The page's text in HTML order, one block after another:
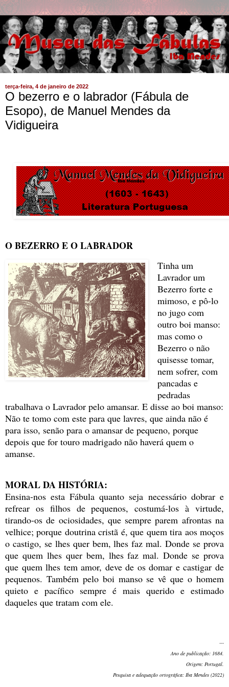
terça-feira, 4 de janeiro de 2022
O bezerro e o labrador (Fábula de
Esopo), de Manuel Mendes da
Vidigueira
O BEZERRO E O LABRADOR
Tinha um
Lavrador um
Bezerro forte e
mimoso, e pô-lo
no jugo com
outro boi manso:
mas como o
Bezerro o não
quisesse tomar,
nem sofrer, com
pancadas e
pedradas
trabalhava o Lavrador pelo amansar. E disse ao boi manso:
Não te tomo com este para que lavres, que ainda não é
para isso, senão para o amansar de pequeno, porque
depois que for touro madrigado não haverá quem o
amanse.
MORAL DA HISTÓRIA:
Ensina-nos esta Fábula quanto seja necessário dobrar e
refrear os filhos de pequenos, costumá-los à virtude,
tirando-os de ociosidades, que sempre parem afrontas na
velhice; porque doutrina cristã é, que quem tira aos moços
o castigo, se lhes quer bem, lhes faz mal. Donde se prova
que quem lhes quer bem, lhes faz mal. Donde se prova
que quem lhes tem amor, deve de os domar e castigar de
pequenos. Também pelo boi manso se vê que o homem
quieto e pacífico sempre é mais querido e estimado
daqueles que tratam com ele.
---
Ano de publicação: 1684.
Origem: Portugal.
Pesquisa e adequação ortográfica: Iba Mendes (2022)